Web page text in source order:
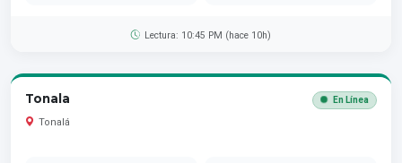
Lectura: 10:45 PM (hace 10h)
Tonala
Tonalá
En Línea